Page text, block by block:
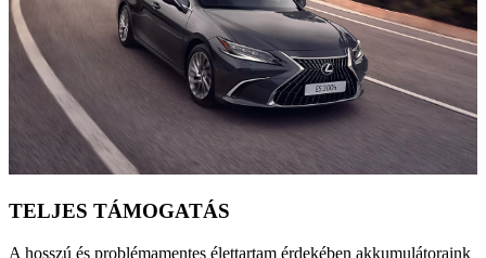
TELJES TÁMOGATÁS
A hosszú és problémamentes élettartam érdekében akkumulátoraink